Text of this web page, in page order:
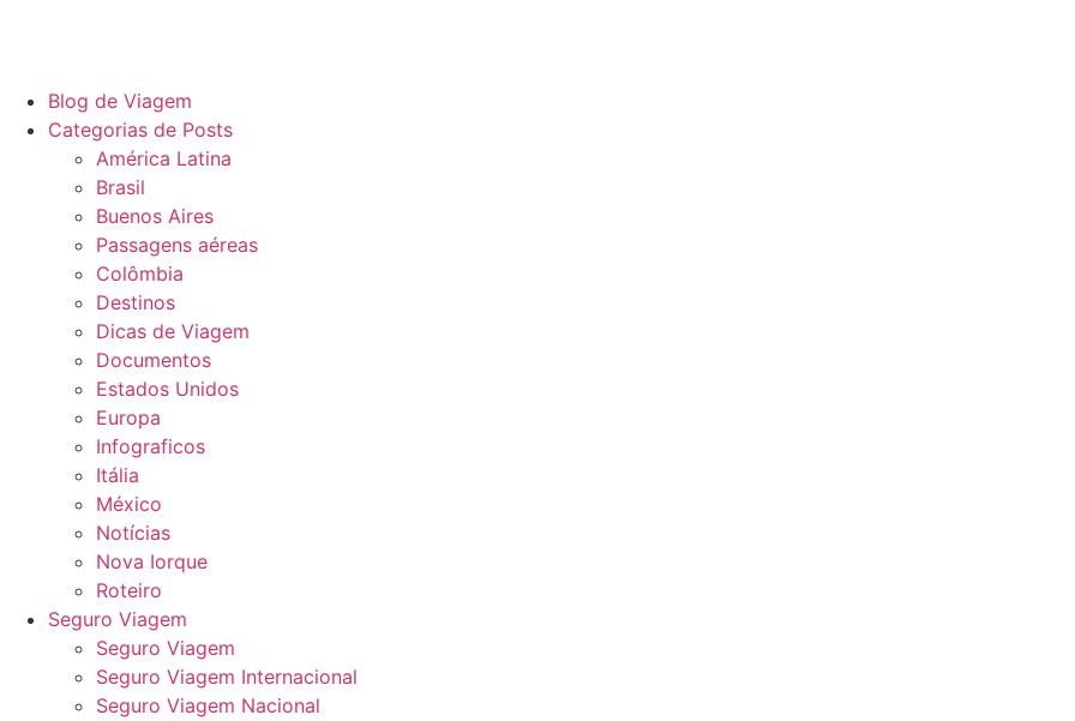
Blog de Viagem
Categorias de Posts
América Latina
Brasil
Buenos Aires
Passagens aéreas
Colômbia
Destinos
Dicas de Viagem
Documentos
Estados Unidos
Europa
Infograficos
Itália
México
Notícias
Nova Iorque
Roteiro
Seguro Viagem
Seguro Viagem
Seguro Viagem Internacional
Seguro Viagem Nacional